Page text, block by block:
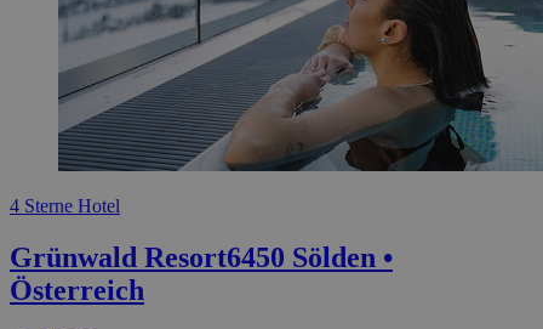
4 Sterne Hotel
Grünwald Resort6450 Sölden •
Österreich